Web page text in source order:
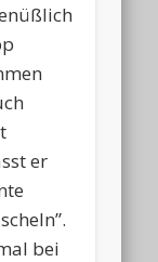
er
bei